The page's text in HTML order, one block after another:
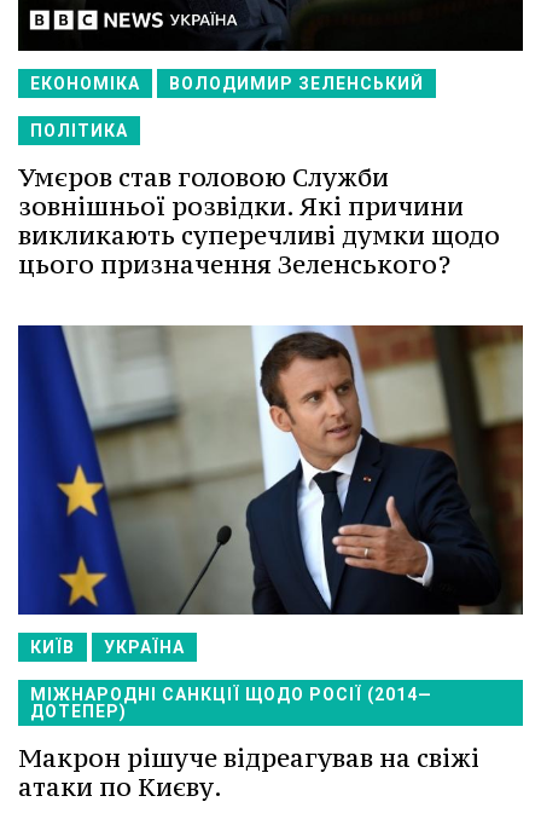
ЕКОНОМІКА ВОЛОДИМИР ЗЕЛЕНСЬКИЙ
ПОЛІТИКА
Умєров став головою Служби
зовнішньої розвідки. Які причини
викликають суперечливі думки щодо
цього призначення Зеленського?
КИЇВ УКРАЇНА
МІЖНАРОДНІ САНКЦІЇ ЩОДО РОСІЇ (2014—
ДОТЕПЕР)
Макрон рішуче відреагував на свіжі
атаки по Києву.